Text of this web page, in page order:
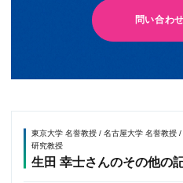
問い合わ
東京大学 名誉教授 / 名古屋大学 名誉教授
研究教授
生田 幸士さんのその他の